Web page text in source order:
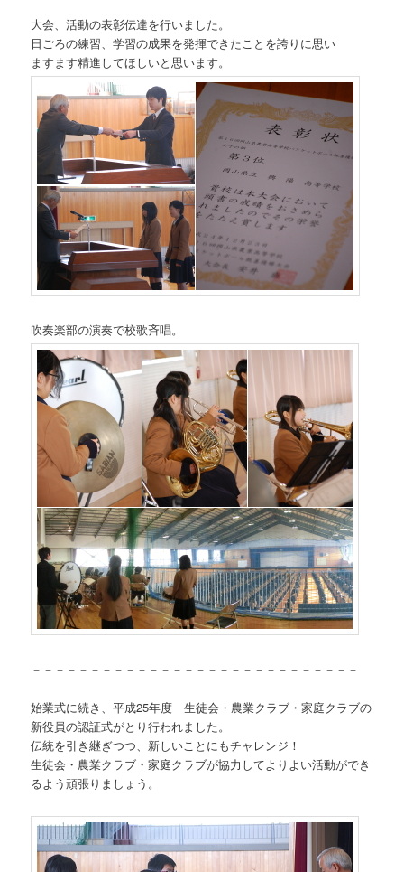
大会、活動の表彰伝達を行いました。
日ごろの練習、学習の成果を発揮できたことを誇りに思い
ますます精進してほしいと思います。
吹奏楽部の演奏で校歌斉唱。
－－－－－－－－－－－－－－－－－－－－－－－－－－－－
始業式に続き、平成25年度 生徒会・農業クラブ・家庭クラブの
新役員の認証式がとり行われました。
伝統を引き継ぎつつ、新しいことにもチャレンジ！
生徒会・農業クラブ・家庭クラブが協力してよりよい活動ができ
るよう頑張りましょう。